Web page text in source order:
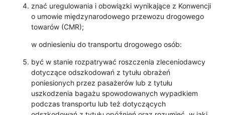
znać uregulowania i obowiązki wynikające z Konwencji
o umowie międzynarodowego przewozu drogowego
towarów (CMR);
w odniesieniu do transportu drogowego osób:
być w stanie rozpatrywać roszczenia zleceniodawcy
dotyczące odszkodowań z tytułu obrażeń
poniesionych przez pasażerów lub z tytułu
uszkodzenia bagażu spowodowanych wypadkiem
podczas transportu lub też dotyczących